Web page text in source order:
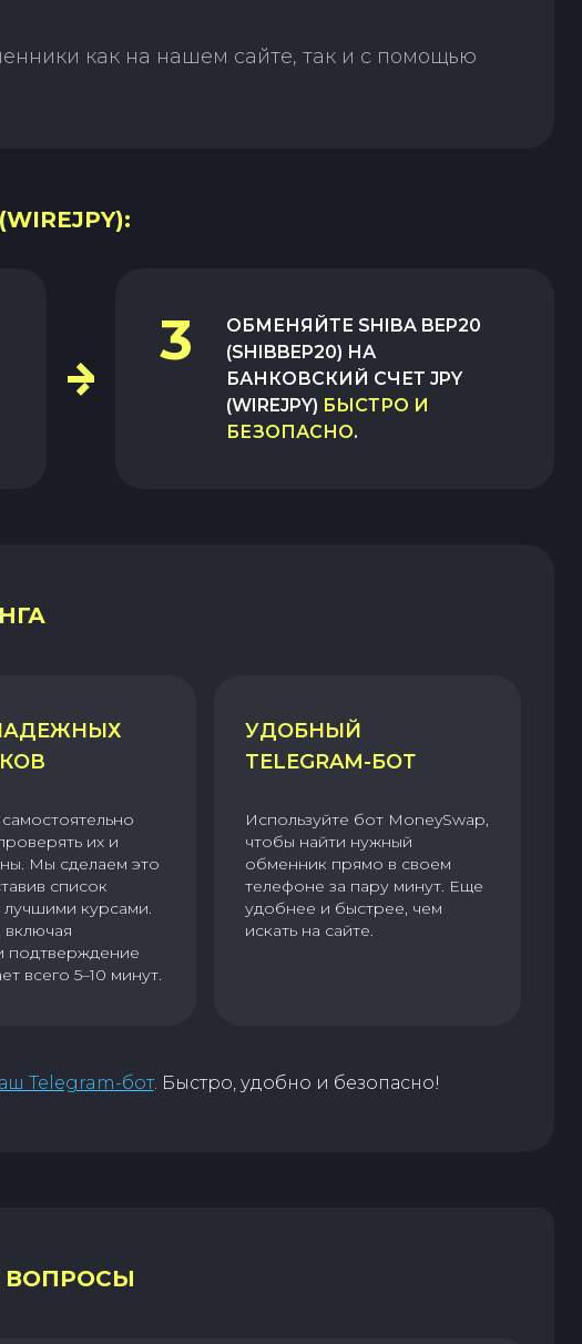
как на нашем сайте, так и с помощью
3 ОБМЕНЯЙТЕ SHIBA BEP20
(SHIBBEP20) НА
БАНКОВСКИЙ СЧЕТ JPY
(WIREJPY) БЫСТРО И
БЕЗОПАСНО.
их и
Мы сделаем это
список
курсами.
включая
подтверждение
всего 5–10 минут.
УДОБНЫЙ
TELEGRAM-БОТ
Используйте бот MoneySwap,
чтобы найти нужный
обменник прямо в своем
телефоне за пару минут. Еще
удобнее и быстрее, чем
искать на сайте.
Telegram-бот. Быстро, удобно и безопасно!